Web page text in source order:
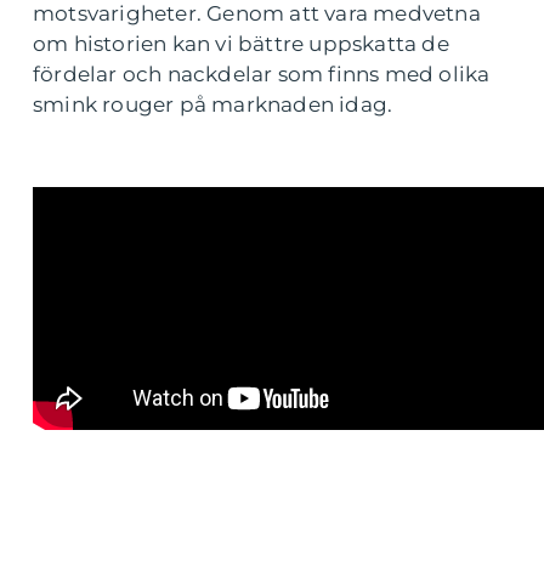
motsvarigheter. Genom att vara medvetna
om historien kan vi bättre uppskatta de
fördelar och nackdelar som finns med olika
smink rouger på marknaden idag.